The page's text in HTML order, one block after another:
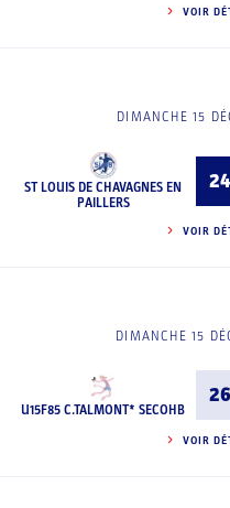
VOIR
DIMANCHE 15
ST LOUIS DE CHAVAGNES EN
PAILLERS
24
VOIR
DIMANCHE 15
U15F85 C.TALMONT* SECOHB
26
VOIR